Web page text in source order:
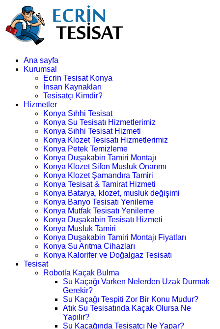
Ana sayfa
Kurumsal
Ecrin Tesisat Konya
İnsan Kaynakları
Tesisatçı Kimdir?
Hizmetler
Konya Sıhhi Tesisat
Konya Su Tesisatı Hizmetlerimiz
Konya Sıhhi Tesisat Hizmeti
Konya Klozet Tesisatı Hizmetlerimiz
Konya Petek Temizleme
Konya Duşakabin Tamiri Montajı
Konya Klozet Sifon Musluk Onarımı
Konya Klozet Şamandıra Tamiri
Konya Tesisat & Tamirat Hizmeti
Konya Batarya, klozet, musluk değişimi
Konya Banyo Tesisatı Yenileme
Konya Mutfak Tesisatı Yenileme
Konya Duşakabin Tesisatı Hizmeti
Konya Musluk Tamiri
Konya Duşakabin Tamiri Montajı Fiyatları
Konya Su Arıtma Cihazları
Konya Kalorifer ve Doğalgaz Tesisatı
Tesisat
Robotla Kaçak Bulma
Su Kaçağı Varken Nelerden Uzak Durmak
Gerekir?
Su Kaçağı Tespiti Zor Bir Konu Mudur?
Atık Su Tesisatında Kaçak Olursa Ne
Yapılır?
Su Kaçağında Tesisatçı Ne Yapar?